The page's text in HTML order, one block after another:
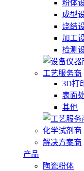
粉体
成型
烧结
加工
检测
工艺服务商
3D打
表面
其他
化学试剂商
解决方案商
产品
陶瓷粉体